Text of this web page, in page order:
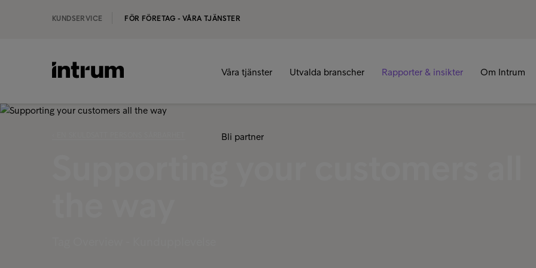
KUNDSERVICE FÖR FÖRETAG - VÅRA TJÄNSTER
Våra tjänster Utvalda branscher Rapporter & insikter Om Intrum
Bli partner